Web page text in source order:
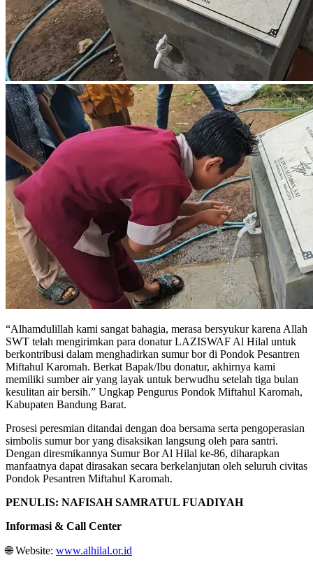
“Alhamdulillah kami sangat bahagia, merasa bersyukur karena Allah
SWT telah mengirimkan para donatur LAZISWAF Al Hilal untuk
berkontribusi dalam menghadirkan sumur bor di Pondok Pesantren
Miftahul Karomah. Berkat Bapak/Ibu donatur, akhirnya kami
memiliki sumber air yang layak untuk berwudhu setelah tiga bulan
kesulitan air bersih.” Ungkap Pengurus Pondok Miftahul Karomah,
Kabupaten Bandung Barat.
Prosesi peresmian ditandai dengan doa bersama serta pengoperasian
simbolis sumur bor yang disaksikan langsung oleh para santri.
Dengan diresmikannya Sumur Bor Al Hilal ke-86, diharapkan
manfaatnya dapat dirasakan secara berkelanjutan oleh seluruh civitas
Pondok Pesantren Miftahul Karomah.
PENULIS: NAFISAH SAMRATUL FUADIYAH
Informasi & Call Center
🌐 Website: www.alhilal.or.id